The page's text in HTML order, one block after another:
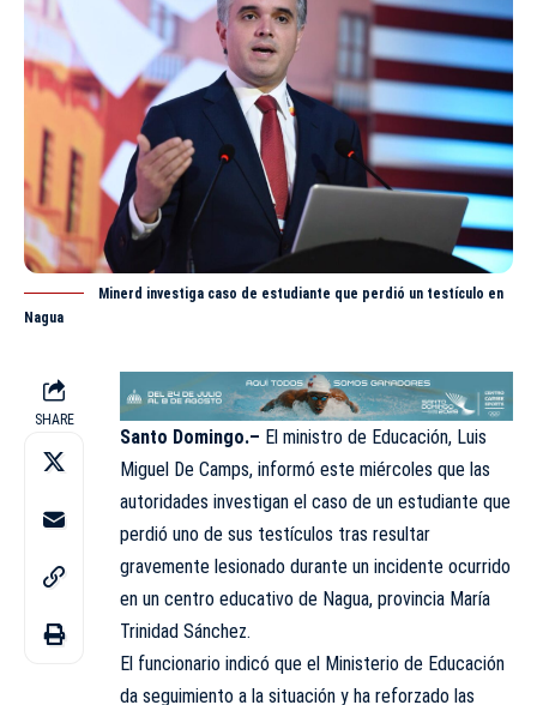
Minerd investiga caso de estudiante que perdió un testículo en
Nagua
SHARE
Santo Domingo.– El ministro de Educación, Luis
Miguel De Camps, informó este miércoles que las
autoridades investigan el caso de un estudiante que
perdió uno de sus testículos tras resultar
gravemente lesionado durante un incidente ocurrido
en un centro educativo de Nagua, provincia María
Trinidad Sánchez.
El funcionario indicó que el Ministerio de Educación
da seguimiento a la situación y ha reforzado las